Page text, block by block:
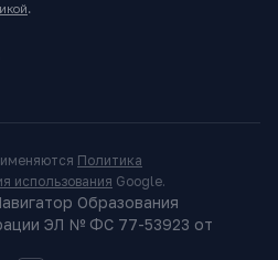
.
Политика
использования Google.
Образования
ЭЛ № ФС 77-53923 от